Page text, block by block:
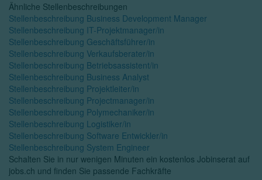
Ähnliche Stellenbeschreibungen
Stellenbeschreibung Business Development Manager
Stellenbeschreibung IT-Projektmanager/in
Stellenbeschreibung Geschäftsführer/in
Stellenbeschreibung Verkaufsberater/in
Stellenbeschreibung Betriebsassistent/in
Stellenbeschreibung Business Analyst
Stellenbeschreibung Projektleiter/in
Stellenbeschreibung Projectmanager/in
Stellenbeschreibung Polymechaniker/in
Stellenbeschreibung Logistiker/in
Stellenbeschreibung Software Entwickler/in
Stellenbeschreibung System Engineer
Schalten Sie in nur wenigen Minuten ein kostenlos Jobinserat auf
jobs.ch und finden Sie passende Fachkräfte